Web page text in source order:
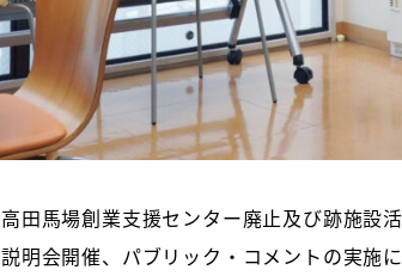
高田馬場創業支援センター廃止及び跡施設
説明会開催、パブリック・コメントの実施